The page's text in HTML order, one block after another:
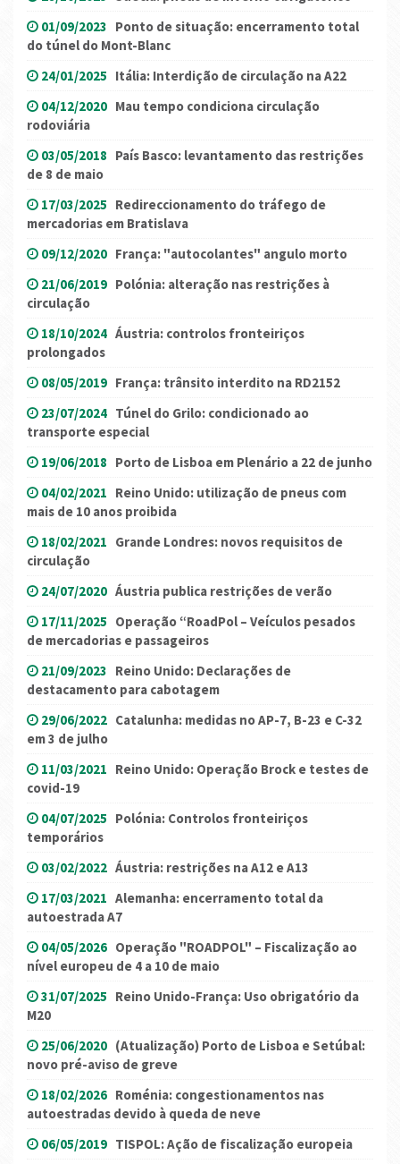
01/09/2023 Ponto de situação: encerramento total
do túnel do Mont-Blanc
24/01/2025 Itália: Interdição de circulação na A22
04/12/2020 Mau tempo condiciona circulação
rodoviária
03/05/2018 País Basco: levantamento das restrições
de 8 de maio
17/03/2025 Redireccionamento do tráfego de
mercadorias em Bratislava
09/12/2020 França: "autocolantes" angulo morto
21/06/2019 Polónia: alteração nas restrições à
circulação
18/10/2024 Áustria: controlos fronteiriços
prolongados
08/05/2019 França: trânsito interdito na RD2152
23/07/2024 Túnel do Grilo: condicionado ao
transporte especial
19/06/2018 Porto de Lisboa em Plenário a 22 de junho
04/02/2021 Reino Unido: utilização de pneus com
mais de 10 anos proibida
18/02/2021 Grande Londres: novos requisitos de
circulação
24/07/2020 Áustria publica restrições de verão
17/11/2025 Operação “RoadPol – Veículos pesados
de mercadorias e passageiros
21/09/2023 Reino Unido: Declarações de
destacamento para cabotagem
29/06/2022 Catalunha: medidas no AP-7, B-23 e C-32
em 3 de julho
11/03/2021 Reino Unido: Operação Brock e testes de
covid-19
04/07/2025 Polónia: Controlos fronteiriços
temporários
03/02/2022 Áustria: restrições na A12 e A13
17/03/2021 Alemanha: encerramento total da
autoestrada A7
04/05/2026 Operação "ROADPOL" – Fiscalização ao
nível europeu de 4 a 10 de maio
31/07/2025 Reino Unido-França: Uso obrigatório da
M20
25/06/2020 (Atualização) Porto de Lisboa e Setúbal:
novo pré-aviso de greve
18/02/2026 Roménia: congestionamentos nas
autoestradas devido à queda de neve
06/05/2019 TISPOL: Ação de fiscalização europeia